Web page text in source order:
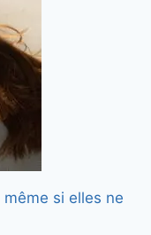
si elles ne